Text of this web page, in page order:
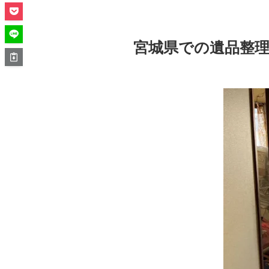
宮城県での遺品整